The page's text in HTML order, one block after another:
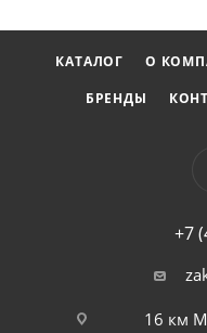
КАТАЛОГ О
БРЕНДЫ
+7
16 км